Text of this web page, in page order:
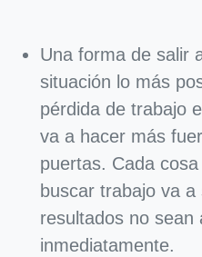
Una forma de salir
situación lo más
pérdida de trabajo
va a hacer más
puertas. Cada
buscar trabajo va
resultados no sean
inmediatamente.